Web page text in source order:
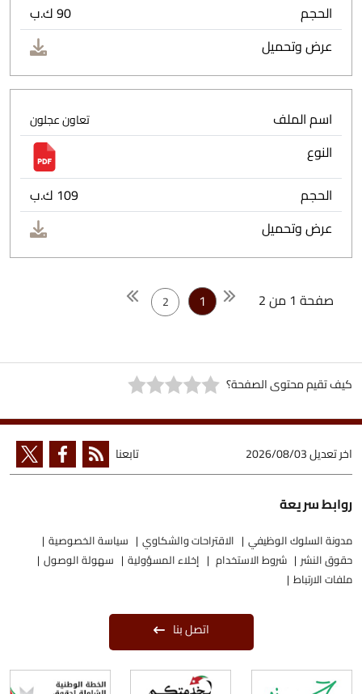
الحجم
90 ك.ب
عرض وتحميل
اسم الملف تعاون عجلون
النوع
الحجم
109 ك.ب
عرض وتحميل
صفحة 1 من 2 1
2
كيف تقيم محتوى الصفحة؟
اخر تعديل2026/08/03 تابعنا
روابط سريعة
مدونة السلوك الوظيفي الاقتراحات والشكاوي
سياسة الخصوصية
حقوق النشر
شروط الاستخدام إخلاء المسؤولية
سهولة الوصول
ملفات الارتباط
اتصل بنا